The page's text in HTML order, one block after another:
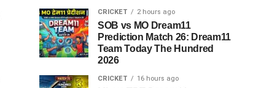
CRICKET 2 hours ago
SOB vs MO Dream11
Prediction Match 26: Dream11
Team Today The Hundred
2026
CRICKET 16 hours ago